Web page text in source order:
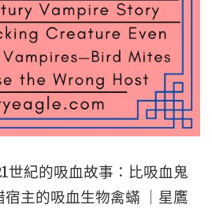
大
洲
的
商
務
艙
回
家
世紀的吸血故事：比吸血鬼
主的吸血生物禽蟎 ｜星鷹